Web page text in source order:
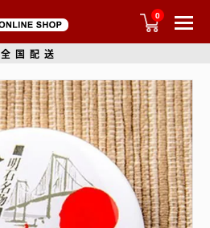
0
全国配送